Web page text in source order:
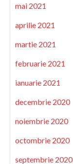
mai 2021
aprilie 2021
martie 2021
februarie 2021
ianuarie 2021
decembrie 2020
noiembrie 2020
octombrie 2020
septembrie 2020